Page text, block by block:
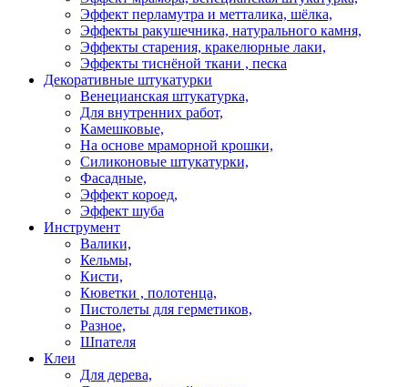
Эффект перламутра и метталика, шёлка,
Эффекты ракушечника, натурального камня,
Эффекты старения, кракелюрные лаки,
Эффекты тиснёной ткани , песка
Декоративные штукатурки
Венецианская штукатурка,
Для внутренних работ,
Камешковые,
На основе мраморной крошки,
Силиконовые штукатурки,
Фасадные,
Эффект короед,
Эффект шуба
Инструмент
Валики,
Кельмы,
Кисти,
Кюветки , полотенца,
Пистолеты для герметиков,
Разное,
Шпателя
Клеи
Для дерева,